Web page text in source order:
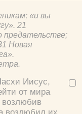
свт.
и учение"
Властов
«и вы
21
предательстве;
Новая
Иисус,
от мира
возлюбив
возлюбил их.